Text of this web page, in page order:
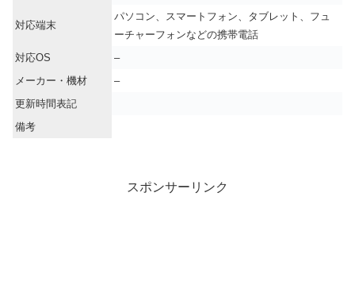
対応端末
パソコン、スマートフォン、タブレット、フュ
ーチャーフォンなどの携帯電話
対応OS
–
メーカー・機材
–
更新時間表記
備考
スポンサーリンク